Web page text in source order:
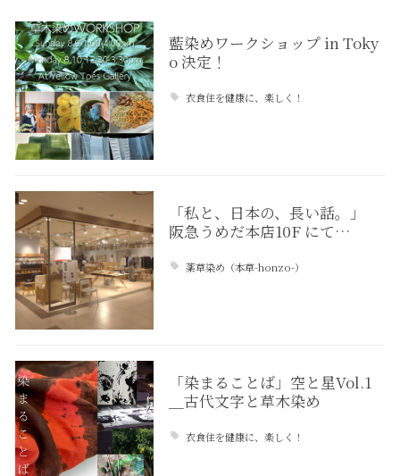
藍染めワークショップ in Toky
o 決定！
衣食住を健康に、楽しく！
「私と、日本の、長い話。」
阪急うめだ本店10F にて…
薬草染め（本草-honzo-）
「染まることば」空と星Vol.1
＿古代文字と草木染め
衣食住を健康に、楽しく！